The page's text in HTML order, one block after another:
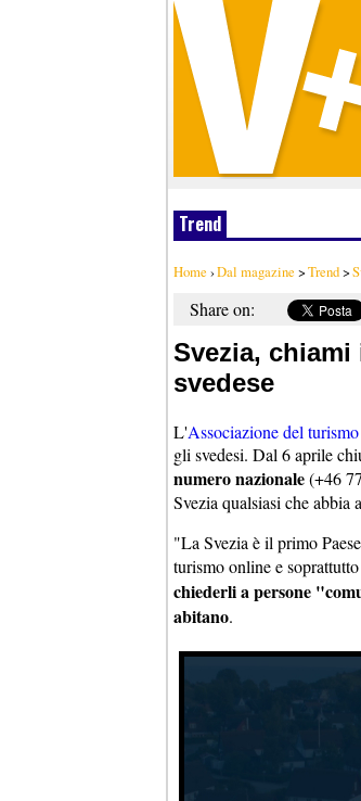
Trend
Home ›Dal magazine >Trend>
Share on:
Svezia,
svedese
L'Associazione del turismo
gli svedesi. Dal 6 aprile
numero nazionale(+46
Svezia qualsiasi che abbia
"La Svezia è il primo
turismo online e
chiederli a persone
abitano.